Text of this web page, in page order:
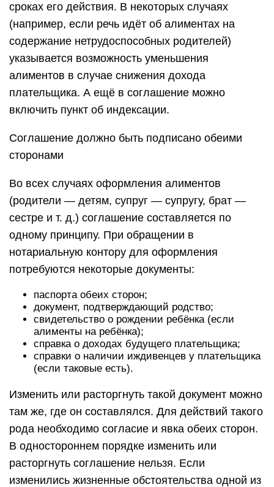
сроках его действия. В некоторых случаях
(например, если речь идёт об алиментах на
содержание нетрудоспособных родителей)
указывается возможность уменьшения
алиментов в случае снижения дохода
плательщика. А ещё в соглашение можно
включить пункт об индексации.
Соглашение должно быть подписано обеими
сторонами
Во всех случаях оформления алиментов
(родители — детям, супруг — супругу, брат —
сестре и т. д.) соглашение составляется по
одному принципу. При обращении в
нотариальную контору для оформления
потребуются некоторые документы:
паспорта обеих сторон;
документ, подтверждающий родство;
свидетельство о рождении ребёнка (если
алименты на ребёнка);
справка о доходах будущего плательщика;
справки о наличии иждивенцев у плательщика
(если таковые есть).
Изменить или расторгнуть такой документ можно
там же, где он составлялся. Для действий такого
рода необходимо согласие и явка обеих сторон.
В одностороннем порядке изменить или
расторгнуть соглашение нельзя. Если
изменились жизненные обстоятельства одной из